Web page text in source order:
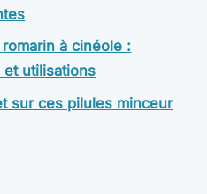
à cinéole :
utilisations
sur ces pilules minceur